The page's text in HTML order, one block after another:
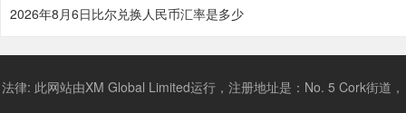
2026年8月6日比尔兑换人民币汇率是多少
法律: 此网站由XM Global Limited运行，注册地址是：No. 5 Cork街道，